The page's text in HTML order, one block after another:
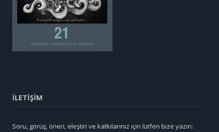
İLETİŞİM
Soru, görüş, öneri, eleştiri ve katkılarınız için lütfen bize yazın: